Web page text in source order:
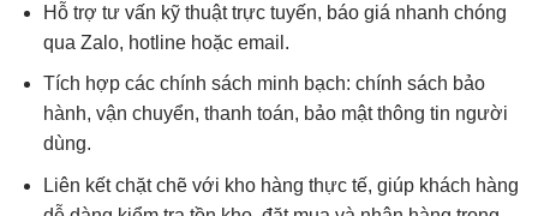
Hỗ trợ tư vấn kỹ thuật trực tuyến, báo giá nhanh chóng
qua Zalo, hotline hoặc email.
Tích hợp các chính sách minh bạch: chính sách bảo
hành, vận chuyển, thanh toán, bảo mật thông tin người
dùng.
Liên kết chặt chẽ với kho hàng thực tế, giúp khách hàng